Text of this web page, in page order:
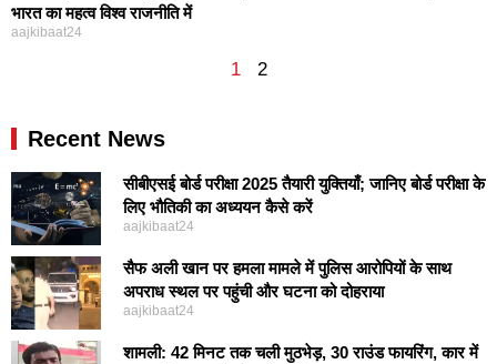
भारत का महत्व विश्व राजनीति में
aajkibaat24
1 2
Recent News
सीबीएसई बोर्ड परीक्षा 2025 तैयारी युक्तियाँ; जानिए बोर्ड परीक्षा के
लिए भौतिकी का अध्ययन कैसे करें
aajkibaat24
सैफ अली खान पर हमला मामले में पुलिस आरोपियों के साथ
अपराध स्थल पर पहुंची और घटना को दोहराया
aajkibaat24
शामली: 42 मिनट तक चली मुठभेड़, 30 राउंड फायरिंग, कार में